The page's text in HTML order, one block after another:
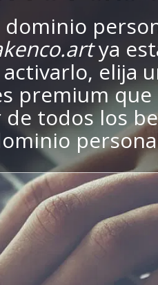
dominio
ya
elija
premium
todos los